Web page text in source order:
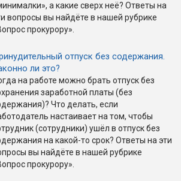
а какие сверх неё? Ответы на
вопросы вы найдёте в нашей рубрике
прокурору».
отпуск без содержания.
ли это?
на работе можно брать отпуск без
заработной платы (без
Что делать, если
настаивает на том, чтобы
(сотрудники) ушёл в отпуск без
на какой-то срок? Ответы на эти
вы найдёте в нашей рубрике
прокурору».